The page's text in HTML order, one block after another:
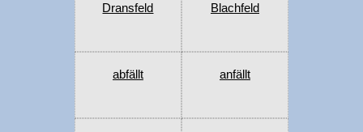
Dransfeld Blachfeld
abfällt anfällt